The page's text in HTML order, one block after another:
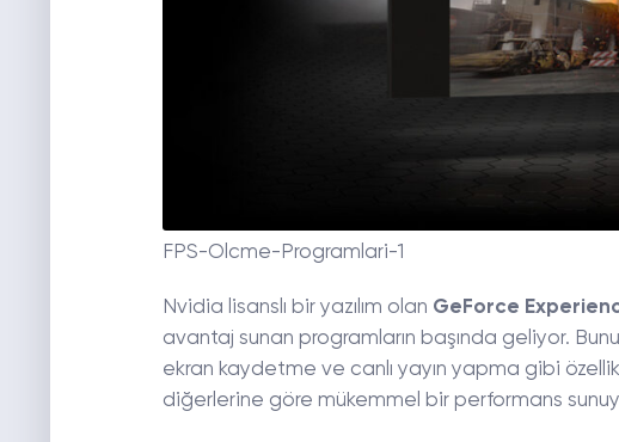
FPS-Olcme-Programlari-1
Nvidia lisanslı bir yazılım olan GeForce
avantaj sunan programların başında geliyor.
ekran kaydetme ve canlı yayın yapma gibi
diğerlerine göre mükemmel bir performans